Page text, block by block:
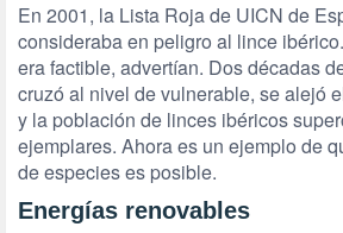
En 2001, la Lista Roja de UICN de
consideraba en peligro al lince
era factible, advertían. Dos décadas
cruzó al nivel de vulnerable, se alejó
y la población de linces ibéricos
ejemplares. Ahora es un ejemplo de
de especies es posible.
Energías renovables